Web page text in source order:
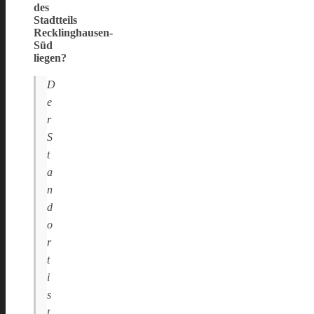
des
Stadtteils
Recklinghausen-
Süd
liegen?
D
e
r
S
t
a
n
d
o
r
t
i
s